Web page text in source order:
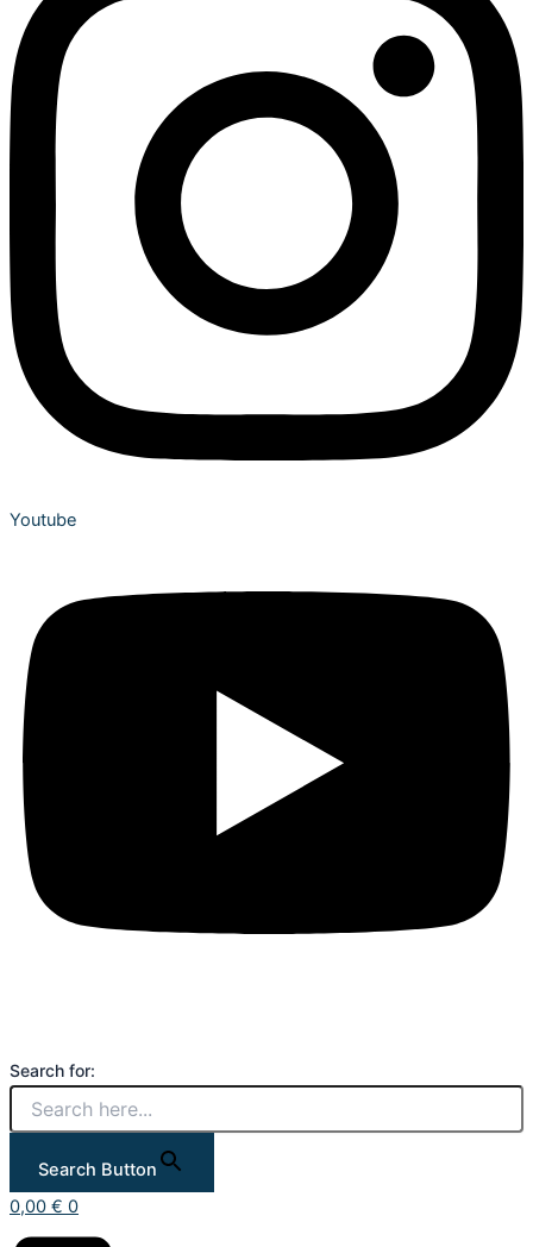
Youtube
Search for:
Search Button
0,00 € 0